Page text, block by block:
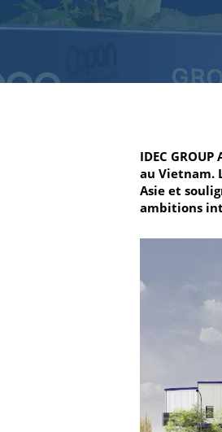
IDEC
au Vietnam.
Asie et
ambitions